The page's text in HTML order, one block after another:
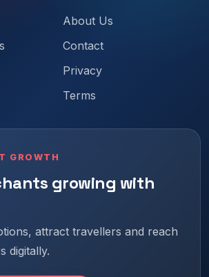
About Us
Contact
Privacy
Terms
GROWTH
growing with
attract travellers and reach
digitally.